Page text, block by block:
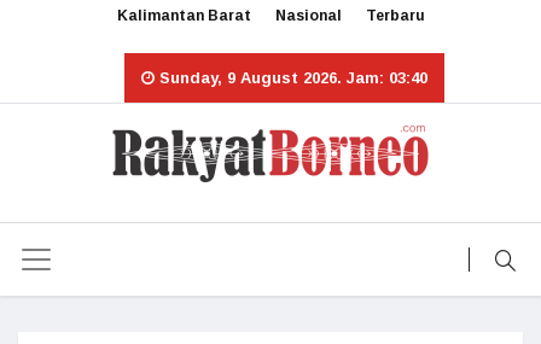
Kalimantan Barat Nasional Terbaru
Sunday, 9 August 2026. Jam: 03:40